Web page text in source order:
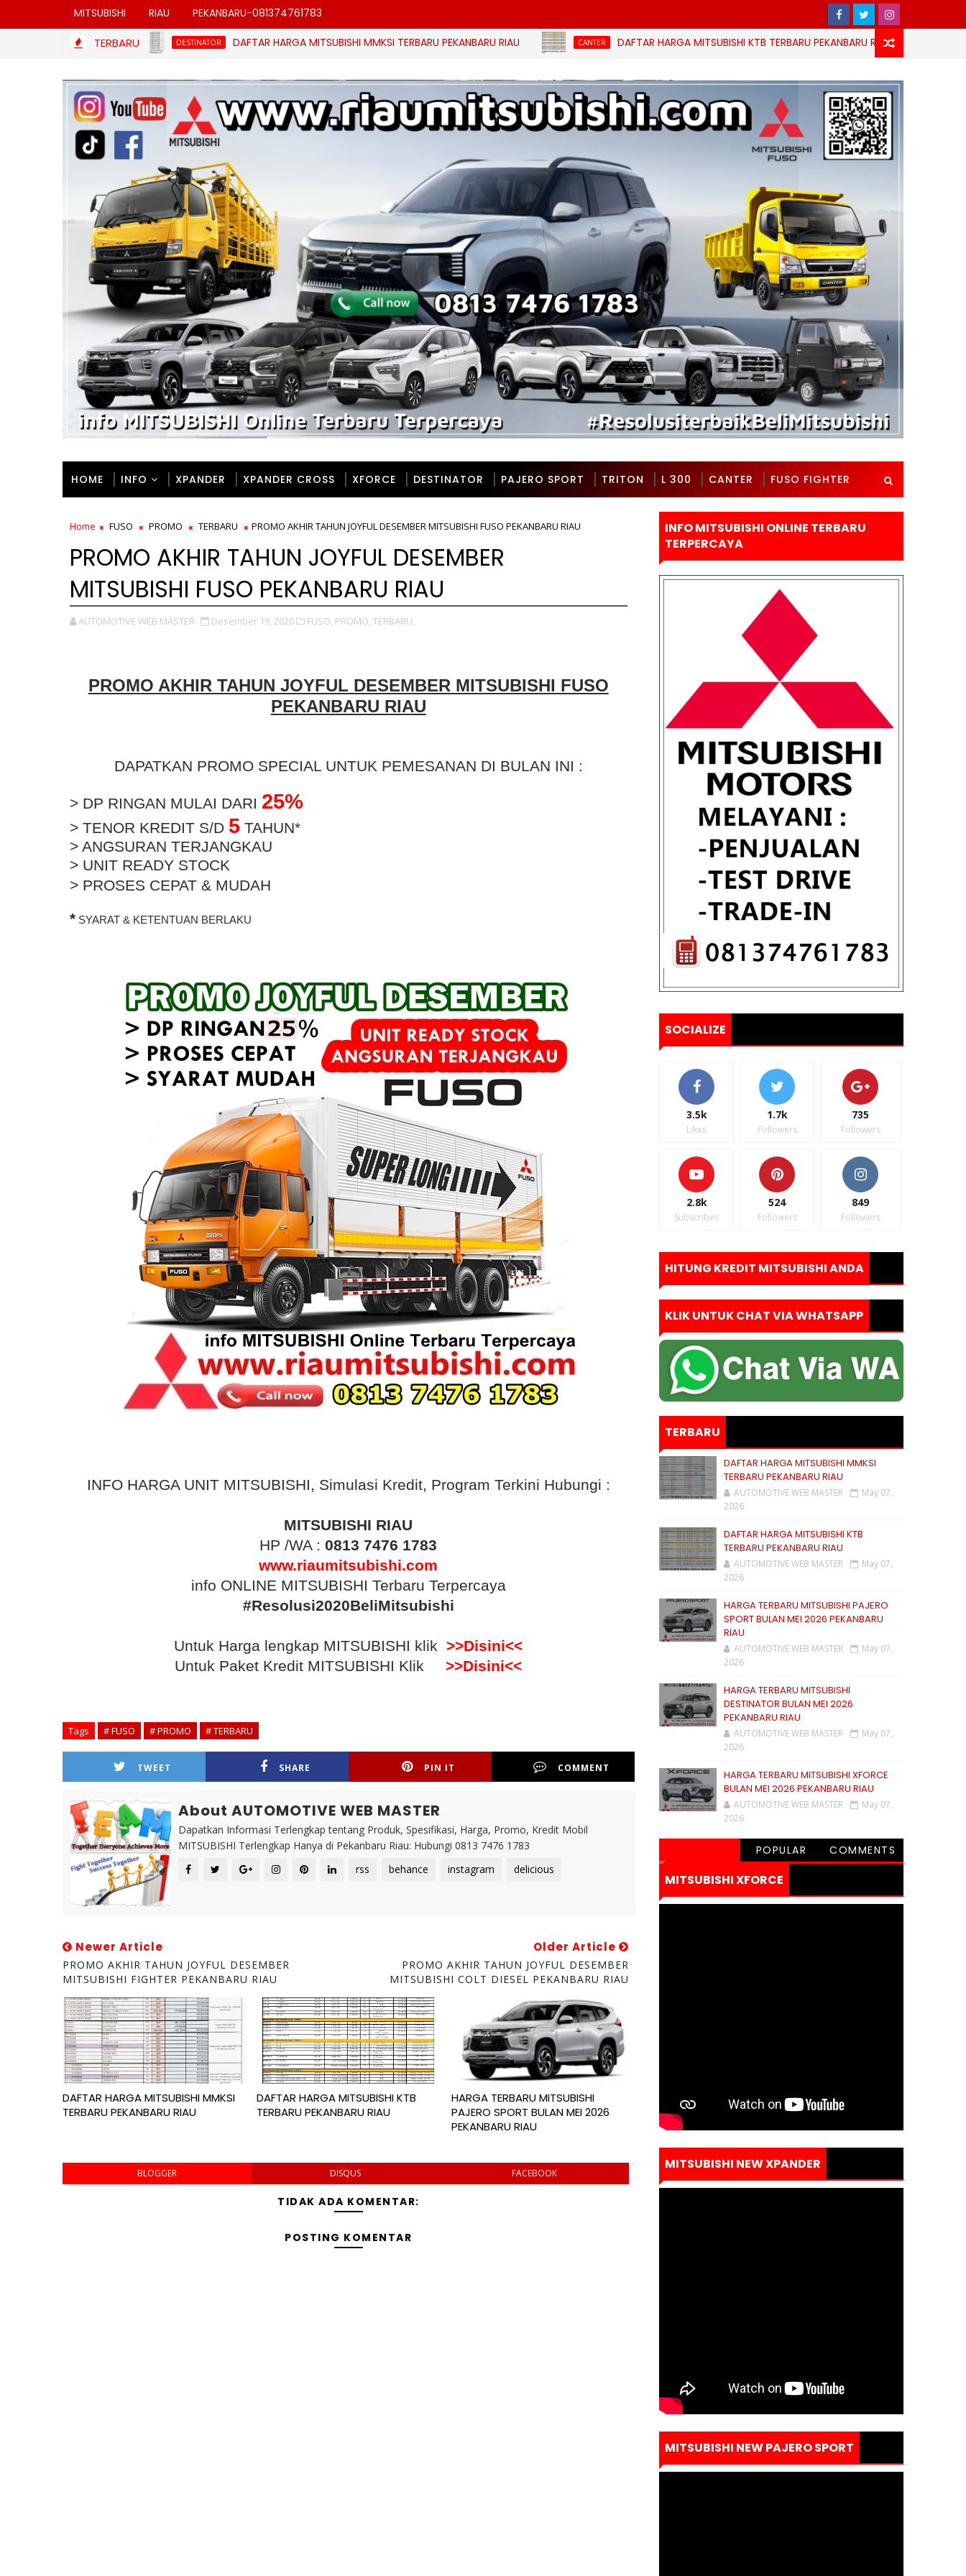
MITSUBISHI RIAU PEKANBARU-081374761783
TERBARUDESTINATOR DAFTAR HARGA MITSUBISHI MMKSI TERBARU PEKANBARU RIAU CANTER DAFTAR HARGA MITSUBISHI KTB TERBARU PEKANBARU RIAU
HOME INFO XPANDER XPANDER CROSS XFORCE DESTINATOR PAJERO SPORT TRITON L 300 CANTER FUSO FIGHTER
Home FUSO PROMO TERBARU PROMO AKHIR TAHUN JOYFUL DESEMBER MITSUBISHI FUSO PEKANBARU RIAU
PROMO AKHIR TAHUN JOYFUL DESEMBER
MITSUBISHI FUSO PEKANBARU RIAU
AUTOMOTIVE WEB MASTER Desember 19, 2020 FUSO, PROMO, TERBARU,
PROMO AKHIR TAHUN JOYFUL DESEMBER MITSUBISHI FUSO
PEKANBARU RIAU
DAPATKAN PROMO SPECIAL UNTUK PEMESANAN DI BULAN INI :
> DP RINGAN MULAI DARI 25%
> TENOR KREDIT S/D 5 TAHUN*
> ANGSURAN TERJANGKAU
> UNIT READY STOCK
> PROSES CEPAT & MUDAH
* SYARAT & KETENTUAN BERLAKU
INFO HARGA UNIT MITSUBISHI, Simulasi Kredit, Program Terkini Hubungi :
MITSUBISHI RIAU
HP /WA :0813 7476 1783
www.riaumitsubishi.com
info ONLINE MITSUBISHI Terbaru Terpercaya
#Resolusi2020BeliMitsubishi
Untuk Harga lengkap MITSUBISHI klik>>Disini<<
Untuk Paket Kredit MITSUBISHI Klik>>Disini<<
Tags # FUSO # PROMO # TERBARU
TWEET SHARE PIN IT COMMENT
About AUTOMOTIVE WEB MASTER
Dapatkan Informasi Terlengkap tentang Produk, Spesifikasi, Harga, Promo, Kredit Mobil
MITSUBISHI Terlengkap Hanya di Pekanbaru Riau: Hubungi 0813 7476 1783
rss
behance instagram delicious
Newer Article
PROMO AKHIR TAHUN JOYFUL DESEMBER
MITSUBISHI FIGHTER PEKANBARU RIAU
Older Article
PROMO AKHIR TAHUN JOYFUL DESEMBER
MITSUBISHI COLT DIESEL PEKANBARU RIAU
DAFTAR HARGA MITSUBISHI MMKSI
TERBARU PEKANBARU RIAU
DAFTAR HARGA MITSUBISHI KTB
TERBARU PEKANBARU RIAU
HARGA TERBARU MITSUBISHI
PAJERO SPORT BULAN MEI 2026
PEKANBARU RIAU
BLOGGER DISQUS FACEBOOK
TIDAK ADA KOMENTAR:
POSTING KOMENTAR
INFO MITSUBISHI ONLINE TERBARU
TERPERCAYA
SOCIALIZE
3.5k
Likes
1.7k
Followers
735
Followers
2.8k
Subscribes
524
Followers
849
Followers
HITUNG KREDIT MITSUBISHI ANDA
KLIK UNTUK CHAT VIA WHATSAPP
TERBARU
DAFTAR HARGA MITSUBISHI MMKSI
TERBARU PEKANBARU RIAU
AUTOMOTIVE WEB MASTER
May 07,
2026
DAFTAR HARGA MITSUBISHI KTB
TERBARU PEKANBARU RIAU
AUTOMOTIVE WEB MASTER
May 07,
2026
HARGA TERBARU MITSUBISHI PAJERO
SPORT BULAN MEI 2026 PEKANBARU
RIAU
AUTOMOTIVE WEB MASTER
May 07,
2026
HARGA TERBARU MITSUBISHI
DESTINATOR BULAN MEI 2026
PEKANBARU RIAU
AUTOMOTIVE WEB MASTER
May 07,
2026
HARGA TERBARU MITSUBISHI XFORCE
BULAN MEI 2026 PEKANBARU RIAU
AUTOMOTIVE WEB MASTER
May 07,
2026
POPULAR COMMENTS
MITSUBISHI XFORCE
MITSUBISHI NEW XPANDER
MITSUBISHI NEW PAJERO SPORT